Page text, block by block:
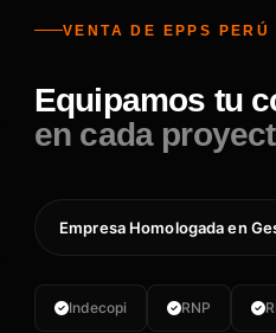
VENTA DE EPPS PERÚ
Equipamos tu
en cada
Empresa Homologada en
Indecopi RNP